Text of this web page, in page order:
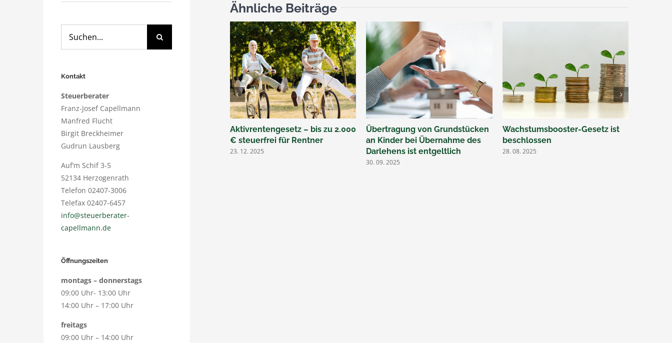
Ähnliche Beiträge
Aktivrentengesetz – bis zu 2.000
€ steuerfrei für Rentner
23. 12. 2025
Übertragung von Grundstücken
an Kinder bei Übernahme des
Darlehens ist entgeltlich
30. 09. 2025
Wachstumsbooster-Gesetz ist
beschlossen
28. 08. 2025
nach:
Kontakt
Steuerberater
Franz-Josef Capellmann
Manfred Flucht
Birgit Breckheimer
Gudrun Lausberg
Auf’m Schif 3-5
52134 Herzogenrath
Telefon 02407-3006
Telefax 02407-6457
info@steuerberater-
capellmann.de
Öffnungszeiten
montags – donnerstags
09:00 Uhr- 13:00 Uhr
14:00 Uhr – 17:00 Uhr
freitags
09:00 Uhr – 14:00 Uhr